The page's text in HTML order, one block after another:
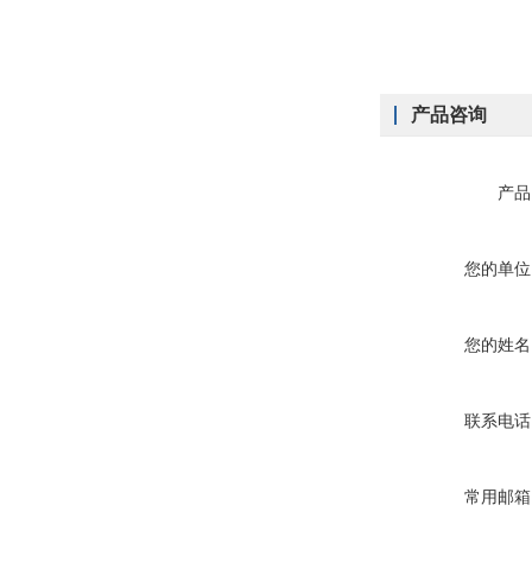
产品咨询
产
您的单
您的姓
联系电
常用邮